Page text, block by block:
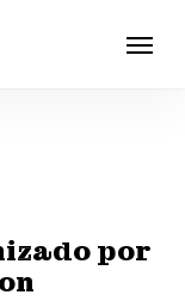
Menu
por